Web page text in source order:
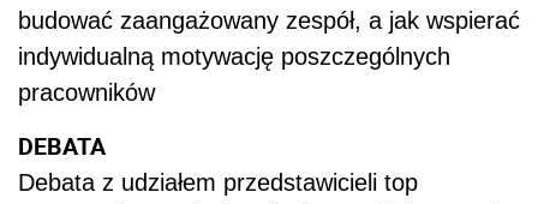
budować zaangażowany zespół, a jak wspierać
indywidualną motywację poszczególnych
pracowników
DEBATA
Debata z udziałem przedstawicieli top